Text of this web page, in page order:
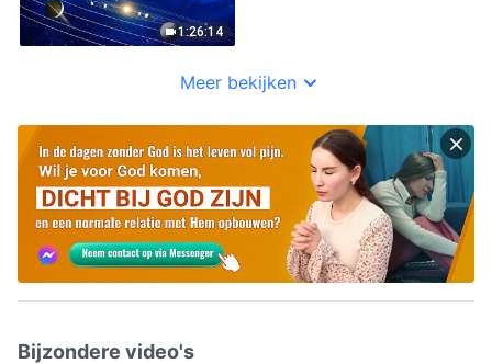
1:26:14
Meer bekijken
Bijzondere video's